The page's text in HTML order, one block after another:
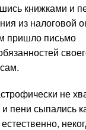
книжками и
из налоговой
пришло письмо
не
пени сыпались